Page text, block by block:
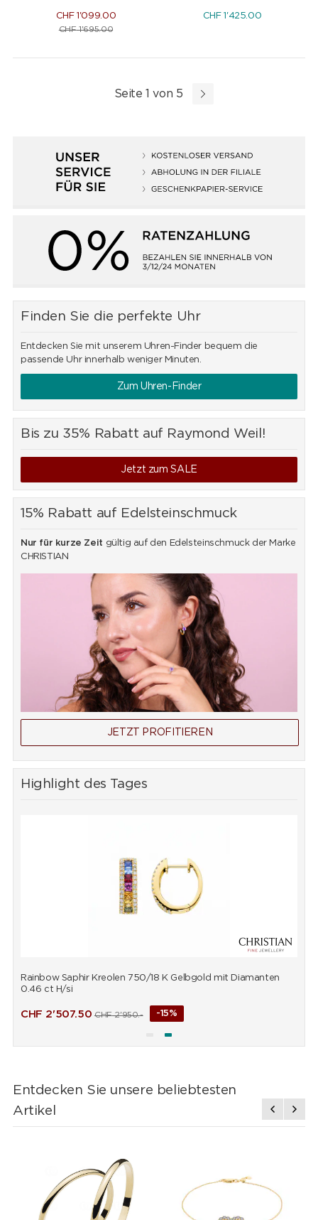
CHF 1'099.00
CHF1'695.00
CHF 1'425.00
Seite 1 von 5
Finden Sie die perfekte Uhr
Entdecken Sie mit unserem Uhren-Finder bequem die
passende Uhr innerhalb weniger Minuten.
Zum Uhren-Finder
Bis zu 35% Rabatt auf Raymond Weil!
Jetzt zum SALE
15% Rabatt auf Edelsteinschmuck
Nur für kurze Zeit gültig auf den Edelsteinschmuck der Marke
CHRISTIAN
JETZT PROFITIEREN
Highlight des Tages
Rainbow Saphir Kreolen 750/18 K Gelbgold mit Diamanten
0.46 ct H/si
CHF 2'507.50 CHF2'950.- -15%
Entdecken Sie unsere beliebtesten
Artikel